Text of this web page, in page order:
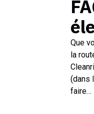
Que
la
(dans
faire…